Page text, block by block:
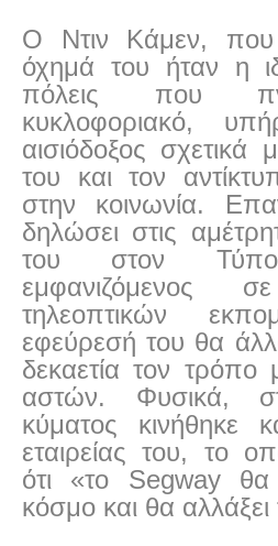
Ο Ντιν Κάμεν, που
όχημά του ήταν η
πόλεις που
κυκλοφοριακό,
αισιόδοξος σχετικά
του και τον
στην κοινωνία.
δηλώσει στις
του στον
εμφανιζόμενος
τηλεοπτικών
εφεύρεσή του θα
δεκαετία τον τρόπο
αστών. Φυσικά,
κύματος κινήθηκε
εταιρείας του, το
ότι «το Segway θα
κόσμο και θα αλλάξει